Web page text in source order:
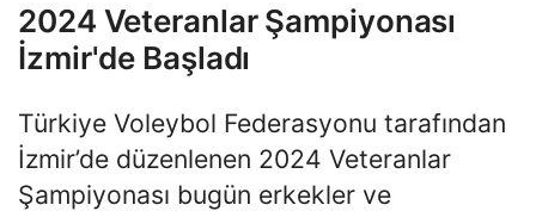
2024 Veteranlar Şampiyonası
İzmir'de Başladı
Türkiye Voleybol Federasyonu tarafından
İzmir’de düzenlenen 2024 Veteranlar
Şampiyonası bugün erkekler ve